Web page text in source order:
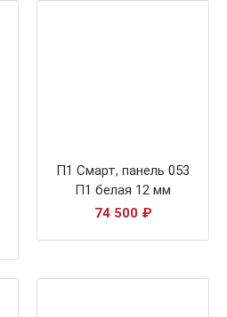
П1 Смарт, панель 053
П1 белая 12 мм
74 500 ₽